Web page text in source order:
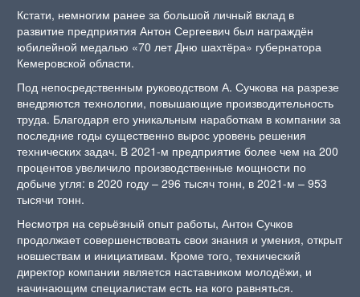
Кстати, немногим ранее за большой личный вклад в
развитие предприятия Антон Сергеевич был награждён
юбилейной медалью «70 лет Дню шахтёра» губернатора
Кемеровской области.
Под непосредственным руководством А. Сучкова на разрезе
внедряются технологии, повышающие производительность
труда. Благодаря его уникальным наработкам в компании за
последние годы существенно вырос уровень решения
технических задач. В 2021-м предприятие более чем на 200
процентов увеличило производственные мощности по
добыче угля: в 2020 году – 296 тысяч тонн, в 2021-м – 953
тысячи тонн.
Несмотря на серьёзный опыт работы, Антон Сучков
продолжает совершенствовать свои знания и умения, открыт
новшествам и инициативам. Кроме того, технический
директор компании является наставником молодёжи, и
начинающим специалистам есть на кого равняться.